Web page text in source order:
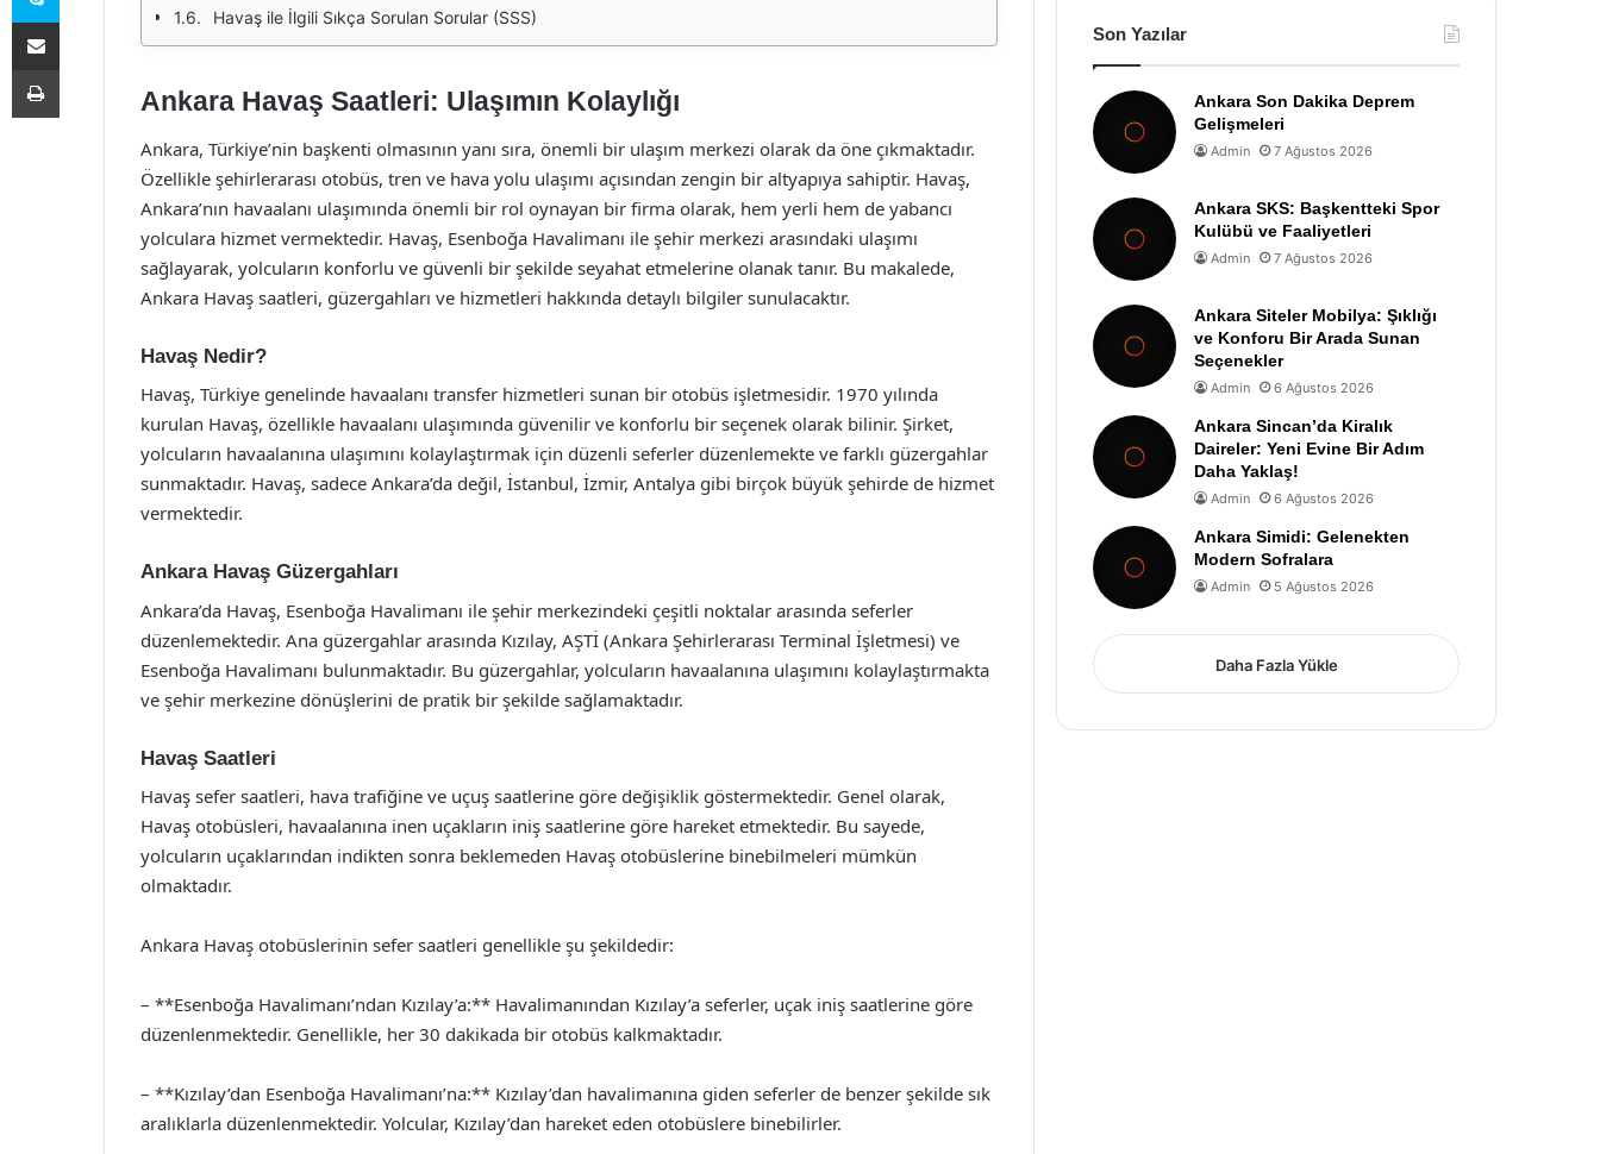
Havaş ile İlgili Sıkça Sorulan Sorular (SSS)
Ankara Havaş Saatleri: Ulaşımın Kolaylığı
Ankara, Türkiye’nin başkenti olmasının yanı sıra, önemli bir ulaşım merkezi olarak da öne çıkmaktadır.
Özellikle şehirlerarası otobüs, tren ve hava yolu ulaşımı açısından zengin bir altyapıya sahiptir. Havaş,
Ankara’nın havaalanı ulaşımında önemli bir rol oynayan bir firma olarak, hem yerli hem de yabancı
yolculara hizmet vermektedir. Havaş, Esenboğa Havalimanı ile şehir merkezi arasındaki ulaşımı
sağlayarak, yolcuların konforlu ve güvenli bir şekilde seyahat etmelerine olanak tanır. Bu makalede,
Ankara Havaş saatleri, güzergahları ve hizmetleri hakkında detaylı bilgiler sunulacaktır.
Havaş Nedir?
Havaş, Türkiye genelinde havaalanı transfer hizmetleri sunan bir otobüs işletmesidir. 1970 yılında
kurulan Havaş, özellikle havaalanı ulaşımında güvenilir ve konforlu bir seçenek olarak bilinir. Şirket,
yolcuların havaalanına ulaşımını kolaylaştırmak için düzenli seferler düzenlemekte ve farklı güzergahlar
sunmaktadır. Havaş, sadece Ankara’da değil, İstanbul, İzmir, Antalya gibi birçok büyük şehirde de hizmet
vermektedir.
Ankara Havaş Güzergahları
Ankara’da Havaş, Esenboğa Havalimanı ile şehir merkezindeki çeşitli noktalar arasında seferler
düzenlemektedir. Ana güzergahlar arasında Kızılay, AŞTİ (Ankara Şehirlerarası Terminal İşletmesi) ve
Esenboğa Havalimanı bulunmaktadır. Bu güzergahlar, yolcuların havaalanına ulaşımını kolaylaştırmakta
ve şehir merkezine dönüşlerini de pratik bir şekilde sağlamaktadır.
Havaş Saatleri
Havaş sefer saatleri, hava trafiğine ve uçuş saatlerine göre değişiklik göstermektedir. Genel olarak,
Havaş otobüsleri, havaalanına inen uçakların iniş saatlerine göre hareket etmektedir. Bu sayede,
yolcuların uçaklarından indikten sonra beklemeden Havaş otobüslerine binebilmeleri mümkün
olmaktadır.
Ankara Havaş otobüslerinin sefer saatleri genellikle şu şekildedir:
– **Esenboğa Havalimanı’ndan Kızılay’a:** Havalimanından Kızılay’a seferler, uçak iniş saatlerine göre
düzenlenmektedir. Genellikle, her 30 dakikada bir otobüs kalkmaktadır.
– **Kızılay’dan Esenboğa Havalimanı’na:** Kızılay’dan havalimanına giden seferler de benzer şekilde sık
aralıklarla düzenlenmektedir. Yolcular, Kızılay’dan hareket eden otobüslere binebilirler.
Son Yazılar
Ankara Son Dakika Deprem
Gelişmeleri
Admin 7 Ağustos 2026
Ankara SKS: Başkentteki Spor
Kulübü ve Faaliyetleri
Admin 7 Ağustos 2026
Ankara Siteler Mobilya: Şıklığı
ve Konforu Bir Arada Sunan
Seçenekler
Admin 6 Ağustos 2026
Ankara Sincan’da Kiralık
Daireler: Yeni Evine Bir Adım
Daha Yaklaş!
Admin 6 Ağustos 2026
Ankara Simidi: Gelenekten
Modern Sofralara
Admin 5 Ağustos 2026
Daha Fazla Yükle
E-Posta ile paylaş